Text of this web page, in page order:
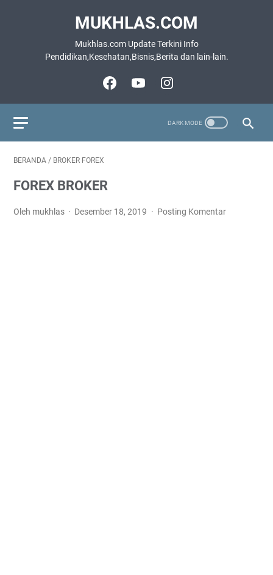
MUKHLAS.COM
Mukhlas.com Update Terkini Info
Pendidikan,Kesehatan,Bisnis,Berita dan lain-lain.
BERANDA / BROKER FOREX
FOREX BROKER
Oleh mukhlas Desember 18, 2019 Posting Komentar